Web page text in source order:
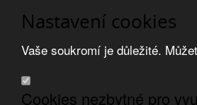
Nastavení cookies
Vaše soukromí je důležité.
Cookies nezbytné pro
Přeskočit na hlavní obsah Přeskočit na
Obchodní podmínky
Registrace